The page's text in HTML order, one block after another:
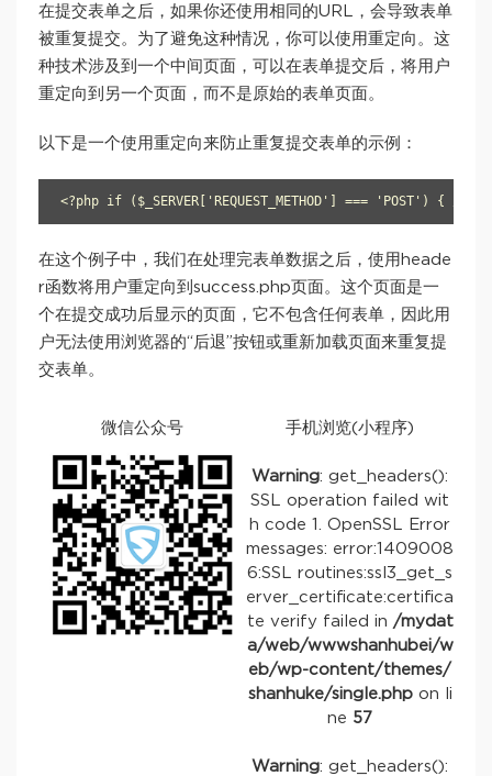
在提交表单之后，如果你还使用相同的URL，会导致表单
被重复提交。为了避免这种情况，你可以使用重定向。这
种技术涉及到一个中间页面，可以在表单提交后，将用户
重定向到另一个页面，而不是原始的表单页面。
以下是一个使用重定向来防止重复提交表单的示例：
<?php if ($_SERVER['REQUEST_METHOD'] === 'POST')
在这个例子中，我们在处理完表单数据之后，使用heade
r函数将用户重定向到success.php页面。这个页面是一
个在提交成功后显示的页面，它不包含任何表单，因此用
户无法使用浏览器的“后退”按钮或重新加载页面来重复提
交表单。
微信公众号 手机浏览(小程序)
Warning: get_headers():
SSL operation failed wit
h code 1. OpenSSL Error
messages: error:1409008
6:SSL routines:ssl3_get_s
erver_certificate:certifica
te verify failed in /mydat
a/web/wwwshanhubei/w
eb/wp-content/themes/
shanhuke/single.phpon li
ne 57
Warning: get_headers():